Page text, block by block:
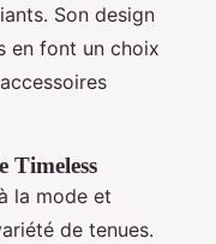
Son design
en font un choix
Timeless
la mode et
de tenues.